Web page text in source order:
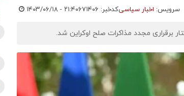
سرویس: اخبار سیاسیکدخبر: ۶۷۱۴۰۶ ۱۴۰۳/۰۶/۱۸ - ۲۱:۴۰
برقراری مجدد مذاکرات صلح اوکراین شد.